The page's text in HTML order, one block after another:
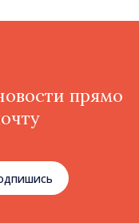
прямо